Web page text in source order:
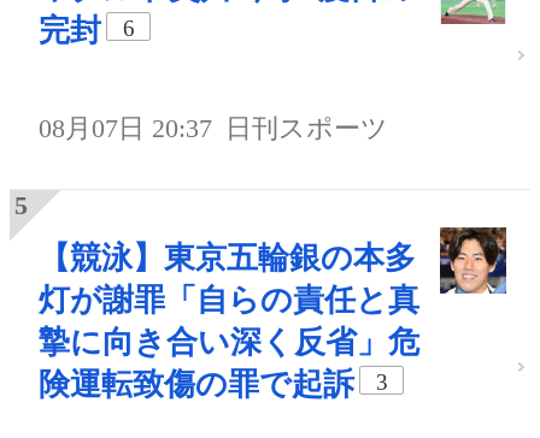
完封
6
08月07日 20:37 日刊スポーツ
【競泳】東京五輪銀の本多
灯が謝罪「自らの責任と真
摯に向き合い深く反省」危
険運転致傷の罪で起訴
3